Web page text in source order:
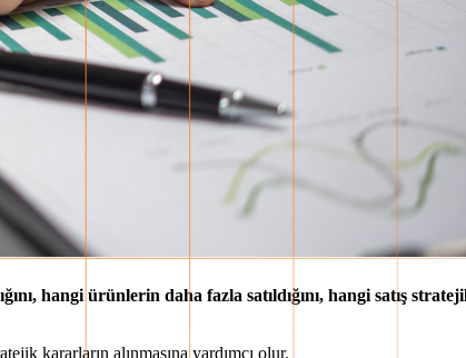
hangi ürünlerin daha fazla satıldığını, hangi satış
kararların alınmasına yardımcı olur.